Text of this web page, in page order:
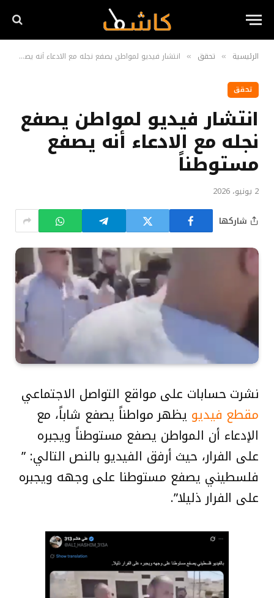
الرئيسية » تحقق » انتشار فيديو لمواطن يصفع نجله مع الادعاء أنه يصفع مستوطناً
تحقق
انتشار فيديو لمواطن يصفع
نجله مع الادعاء أنه يصفع
مستوطناً
2 يونيو، 2026
شاركها
نشرت حسابات على مواقع التواصل الاجتماعي
مقطع فيديو يظهر مواطناً يصفع شاباً، مع
الإدعاء أن المواطن يصفع مستوطناً ويجبره
على الفرار، حيث أرفق الفيديو بالنص التالي: ”
فلسطيني يصفع مستوطنا على وجهه ويجبره
على الفرار ذليلا”.